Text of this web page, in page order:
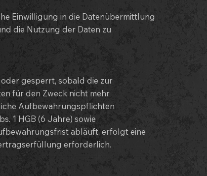
Einwilligung in die Datenübermittlung
die Nutzung der Daten zu
gesperrt, sobald die zur
für den Zweck nicht mehr
Aufbewahrungspflichten
1 HGB (6 Jahre) sowie
abläuft, erfolgt eine
erforderlich.